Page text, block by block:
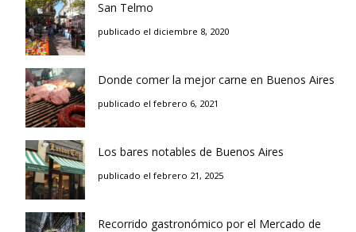
San Telmo
publicado el diciembre 8, 2020
Donde comer la mejor carne en Buenos Aires
publicado el febrero 6, 2021
Los bares notables de Buenos Aires
publicado el febrero 21, 2025
Recorrido gastronómico por el Mercado de